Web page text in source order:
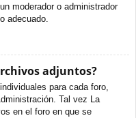
moderador o administrador
adecuado.
adjuntos?
para cada foro,
Tal vez La
en el foro en que se